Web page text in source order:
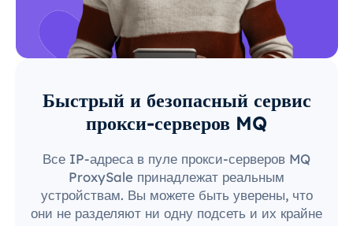
Быстрый и безопасный сервис
прокси-серверов MQ
Все IP-адреса в пуле прокси-серверов MQ
ProxySale принадлежат реальным
устройствам. Вы можете быть уверены, что
они не разделяют ни одну подсеть и их крайне